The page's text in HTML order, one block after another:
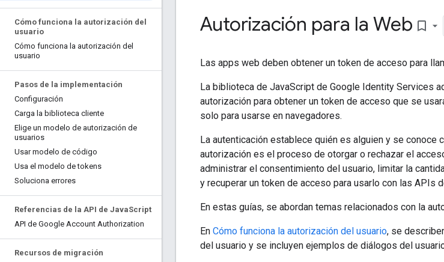
Cómo funciona la autorización del
usuario
Cómo funciona la autorización del
usuario
Pasos de la implementación
Configuración
Carga la biblioteca cliente
Elige un modelo de autorización de
usuarios
Usar modelo de código
Usa el modelo de tokens
Soluciona errores
Referencias de la API de JavaScript
API de Google Account Authorization
Recursos de migración
Autorización para la Web bookmark_border
Las apps web deben obtener un token de acceso para
La biblioteca de JavaScript de Google Identity Services
autorización para obtener un token de acceso que se
solo para usarse en navegadores.
La autenticación establece quién es alguien y se conoce
autorización es el proceso de otorgar o rechazar el
administrar el consentimiento del usuario, limitar la
y recuperar un token de acceso para usarlo con las APIs
En estas guías, se abordan temas relacionados con la
En Cómo funciona la autorización del usuario, se
del usuario y se incluyen ejemplos de diálogos del